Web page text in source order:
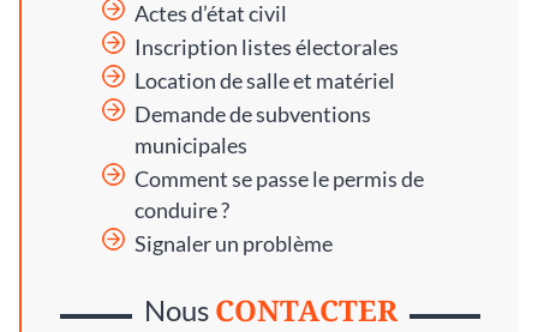
Actes d’état civil
Inscription listes électorales
Location de salle et matériel
Demande de subventions
municipales
Comment se passe le permis de
conduire ?
Signaler un problème
Nous CONTACTER